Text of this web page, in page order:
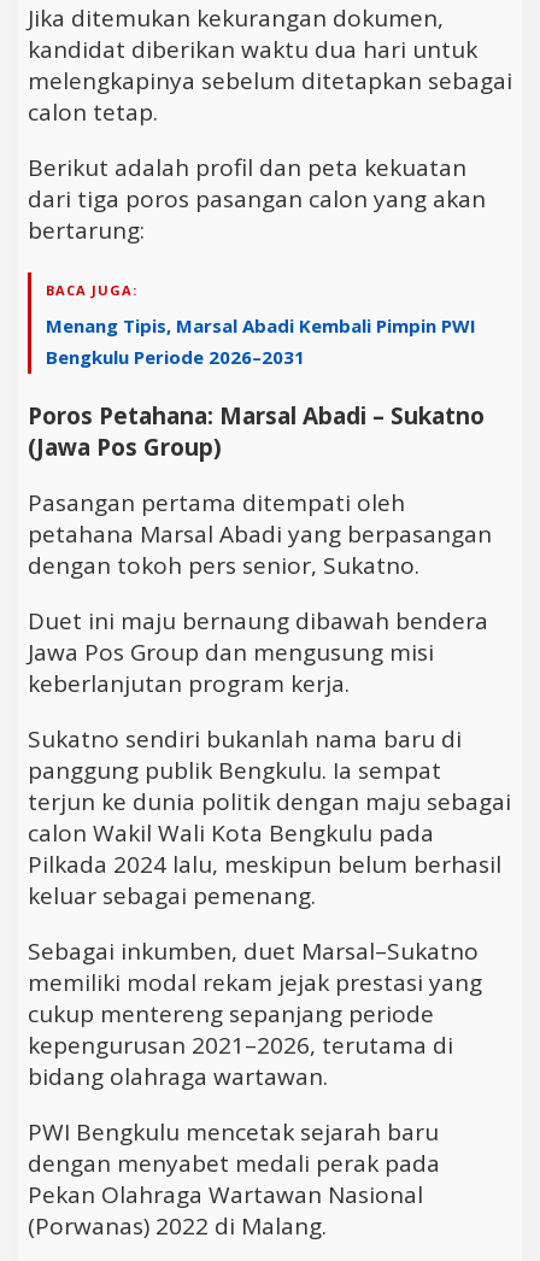
Jika ditemukan kekurangan dokumen,
kandidat diberikan waktu dua hari untuk
melengkapinya sebelum ditetapkan sebagai
calon tetap.
Berikut adalah profil dan peta kekuatan
dari tiga poros pasangan calon yang akan
bertarung:
BACA JUGA:
Menang Tipis, Marsal Abadi Kembali Pimpin PWI
Bengkulu Periode 2026–2031
Poros Petahana: Marsal Abadi – Sukatno
(Jawa Pos Group)
Pasangan pertama ditempati oleh
petahana Marsal Abadi yang berpasangan
dengan tokoh pers senior, Sukatno.
Duet ini maju bernaung dibawah bendera
Jawa Pos Group dan mengusung misi
keberlanjutan program kerja.
Sukatno sendiri bukanlah nama baru di
panggung publik Bengkulu. Ia sempat
terjun ke dunia politik dengan maju sebagai
calon Wakil Wali Kota Bengkulu pada
Pilkada 2024 lalu, meskipun belum berhasil
keluar sebagai pemenang.
Sebagai inkumben, duet Marsal–Sukatno
memiliki modal rekam jejak prestasi yang
cukup mentereng sepanjang periode
kepengurusan 2021–2026, terutama di
bidang olahraga wartawan.
PWI Bengkulu mencetak sejarah baru
dengan menyabet medali perak pada
Pekan Olahraga Wartawan Nasional
(Porwanas) 2022 di Malang.